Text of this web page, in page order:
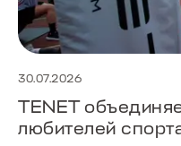
30.07.2026
TENET
любителей